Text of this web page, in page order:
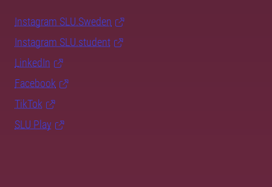
Instagram SLU.Sweden
Instagram SLU.student
LinkedIn
Facebook
TikTok
SLU Play